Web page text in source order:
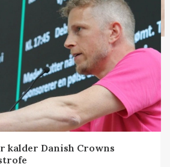
kalder Danish Crowns